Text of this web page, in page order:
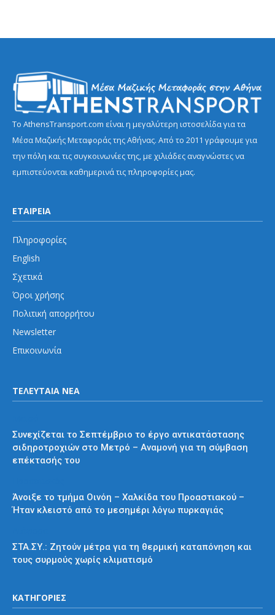
Το AthensTransport.com είναι η μεγαλύτερη ιστοσελίδα για τα
Μέσα Μαζικής Μεταφοράς της Αθήνας. Από το 2011 γράφουμε για
την πόλη και τις συγκοινωνίες της, με χιλιάδες αναγνώστες να
εμπιστεύονται καθημερινά τις πληροφορίες μας.
ΕΤΑΙΡΕΙΑ
Πληροφορίες
English
Σχετικά
Όροι χρήσης
Πολιτική απορρήτου
Newsletter
Επικοινωνία
ΤΕΛΕΥΤΑΙΑ ΝΕΑ
Συνεχίζεται το Σεπτέμβριο το έργο αντικατάστασης
σιδηροτροχιών στο Μετρό – Αναμονή για τη σύμβαση
επέκτασής του
Άνοιξε το τμήμα Οινόη – Χαλκίδα του Προαστιακού –
Ήταν κλειστό από το μεσημέρι λόγω πυρκαγιάς
ΣΤΑ.ΣΥ.: Ζητούν μέτρα για τη θερμική καταπόνηση και
τους συρμούς χωρίς κλιματισμό
ΚΑΤΗΓΟΡΙΕΣ